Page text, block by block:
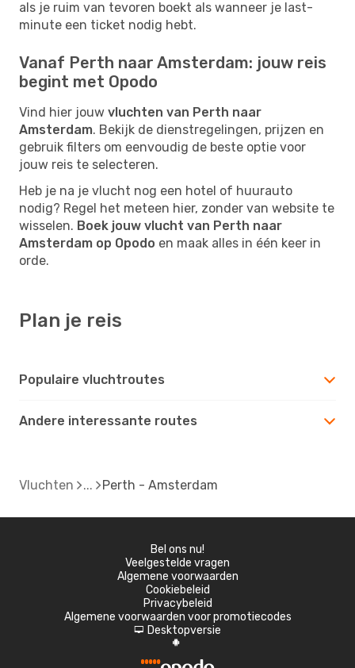
als je ruim van tevoren boekt als wanneer je last-
minute een ticket nodig hebt.
Vanaf Perth naar Amsterdam: jouw reis
begint met Opodo
Vind hier jouw vluchten van Perth naar
Amsterdam. Bekijk de dienstregelingen, prijzen en
gebruik filters om eenvoudig de beste optie voor
jouw reis te selecteren.
Heb je na je vlucht nog een hotel of huurauto
nodig? Regel het meteen hier, zonder van website te
wisselen. Boek jouw vlucht van Perth naar
Amsterdam op Opodo en maak alles in één keer in
orde.
Plan je reis
Populaire vluchtroutes
Andere interessante routes
Vluchten Perth - Amsterdam
Bel ons nu!
Veelgestelde vragen
Algemene voorwaarden
Cookiebeleid
Privacybeleid
Algemene voorwaarden voor promotiecodes
d Desktopversie
A